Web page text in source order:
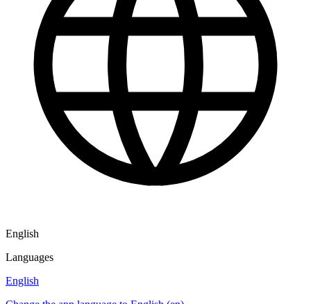
English
Languages
English